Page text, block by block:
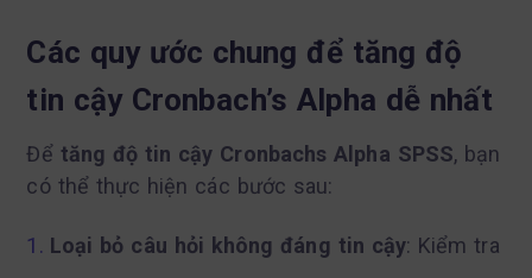
Các quy ước chung để tăng độ
tin cậy Cronbach’s Alpha dễ nhất
Để tăng độ tin cậy Cronbachs Alpha SPSS, bạn
có thể thực hiện các bước sau:
Loại bỏ câu hỏi không đáng tin cậy: Kiểm tra